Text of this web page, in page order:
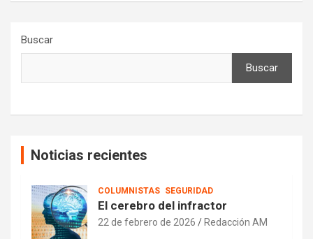
Buscar
Buscar
Noticias recientes
COLUMNISTAS SEGURIDAD
El cerebro del infractor
22 de febrero de 2026 Redacción AM